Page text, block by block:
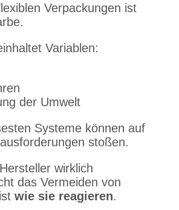
Verpackungen ist
Variablen:
der Umwelt
Systeme können auf
stoßen.
wirklich
das Vermeiden von
wie sie reagieren.